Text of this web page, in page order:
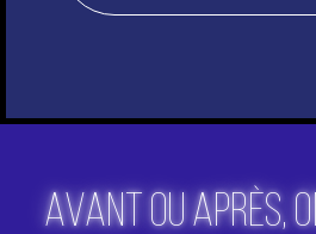
AVANT OU APRÈS,